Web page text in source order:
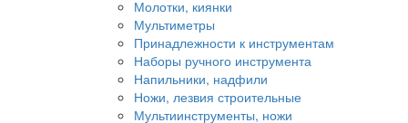
Молотки, киянки
Мультиметры
Принадлежности к инструментам
Наборы ручного инструмента
Напильники, надфили
Ножи, лезвия строительные
Мультиинструменты, ножи